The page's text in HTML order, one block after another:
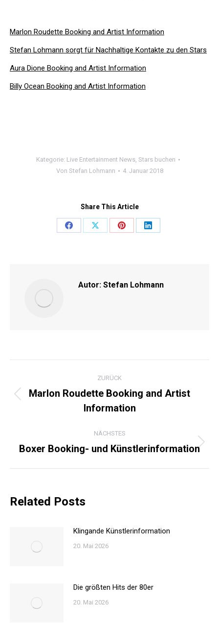
Marlon Roudette Booking and Artist Information
Stefan Lohmann sorgt für Nachhaltige Kontakte zu den Stars
Aura Dione Booking and Artist Information
Billy Ocean Booking and Artist Information
Kategorie: Live Entertainment News, Stars buchen
Von Stefan Lohmann 4. Januar 2018
Share This Article
Share
Share
Share
Share
Autor: Stefan Lohmann
ZURÜCK
Vorheriger
Beitrag:
Marlon Roudette Booking and Artist
Information
NÄCHSTES
Nächster
Boxer Booking- und Künstlerinformation
Related Posts
Klingande Künstlerinformation
20. Mai 2026
Die größten Hits der 80er
20. Mai 2026